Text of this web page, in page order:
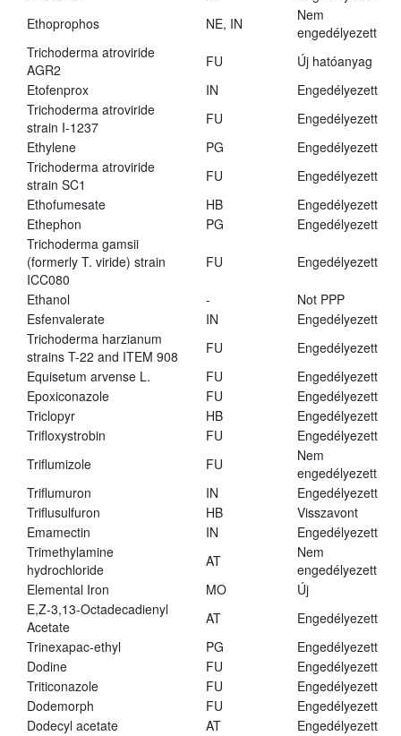
Ethoprophos
NE, IN
Nem
engedélyezett
Trichoderma atroviride
AGR2
FU
Új hatóanyag
Etofenprox
IN
Engedélyezett
Trichoderma atroviride
strain I-1237
FU
Engedélyezett
Ethylene
PG
Engedélyezett
Trichoderma atroviride
strain SC1
FU
Engedélyezett
Ethofumesate
HB
Engedélyezett
Ethephon
PG
Engedélyezett
Trichoderma gamsii
(formerly T. viride) strain
ICC080
FU Engedélyezett
Ethanol -
Not PPP
Esfenvalerate
IN
Engedélyezett
Trichoderma harzianum
strains T-22 and ITEM 908
FU
Engedélyezett
Equisetum arvense L.
FU
Engedélyezett
Epoxiconazole
FU
Engedélyezett
Triclopyr
HB
Engedélyezett
Trifloxystrobin
FU
Engedélyezett
Triflumizole
FU
Nem
engedélyezett
Triflumuron
IN
Engedélyezett
Triflusulfuron
HB
Visszavont
Emamectin
IN
Engedélyezett
Trimethylamine
hydrochloride
AT
Nem
engedélyezett
Elemental Iron
MO
Új
E,Z-3,13-Octadecadienyl
Acetate
AT
Engedélyezett
Trinexapac-ethyl
PG
Engedélyezett
Dodine
FU
Engedélyezett
Triticonazole
FU
Engedélyezett
Dodemorph
FU
Engedélyezett
Dodecyl acetate
AT Engedélyezett